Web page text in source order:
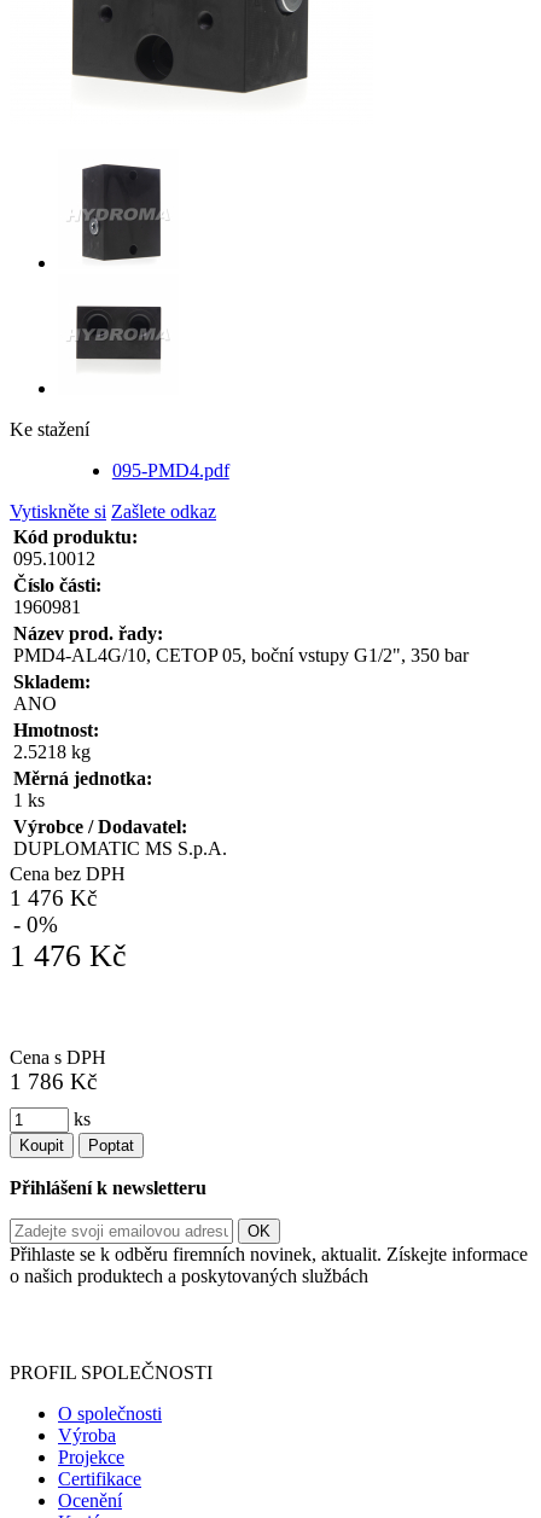
Ke stažení
095-PMD4.pdf
Vytiskněte si Zašlete odkaz
Kód produktu:
095.10012
Číslo části:
1960981
Název prod. řady:
PMD4-AL4G/10, CETOP 05, boční vstupy G1/2", 350 bar
Skladem:
ANO
Hmotnost:
2.5218 kg
Měrná jednotka:
1 ks
Výrobce / Dodavatel:
DUPLOMATIC MS S.p.A.
Cena bez DPH
1 476 Kč
- 0%
1 476 Kč
Cena s DPH
1 786 Kč
ks
Koupit Poptat
Přihlášení k newsletteru
Přihlaste se k odběru firemních novinek, aktualit. Získejte informace
o našich produktech a poskytovaných službách
PROFIL SPOLEČNOSTI
O společnosti
Výroba
Projekce
Certifikace
Ocenění